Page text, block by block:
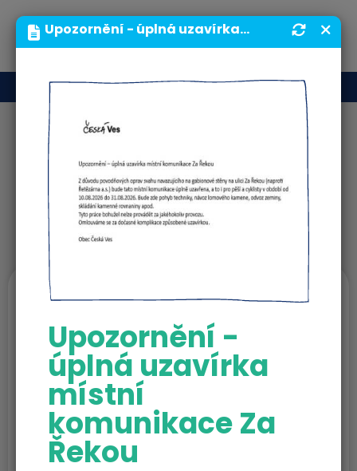
MENU
Aktuality
HLEDEJ
Ostatní Česká Ves
Upozornění - úplná uzavírka místní komunikace Za Řekou | Obecní úřad | Obec Česká Ves
Upozornění -
úplná uzavírka
místní
komunikace Za
Řekou